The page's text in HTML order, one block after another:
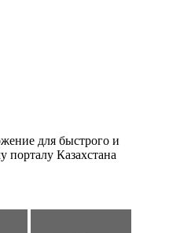
для быстрого и
порталу Казахстана